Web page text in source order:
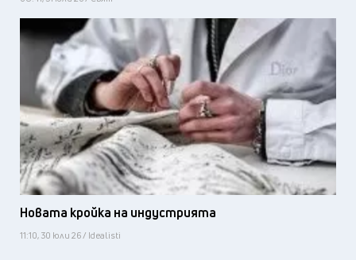
Новата кройка на индустрията
11:10, 30 юли 26 / Idealisti